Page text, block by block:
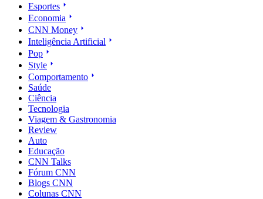
Esportes
Economia
CNN Money
Inteligência Artificial
Pop
Style
Comportamento
Saúde
Ciência
Tecnologia
Viagem & Gastronomia
Review
Auto
Educação
CNN Talks
Fórum CNN
Blogs CNN
Colunas CNN